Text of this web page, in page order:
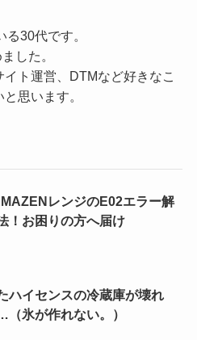
30代です。
した。
ト運営、DTMなど好きなこ
思います。
レンジのE02エラー解
！お困りの方へ届け
ハイセンスの冷蔵庫が壊れ
（氷が作れない。）